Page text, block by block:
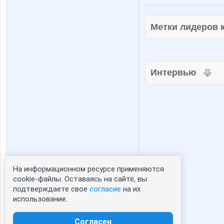
Статистика портрета:
сейчас просматривают портрет - 0
зарегистрированные пользователи
Метки лидеров
Интервью
На информационном ресурсе применяются
cookie-файлы. Оставаясь на сайте, вы
подтверждаете свое согласие на их
использование.
Согласен